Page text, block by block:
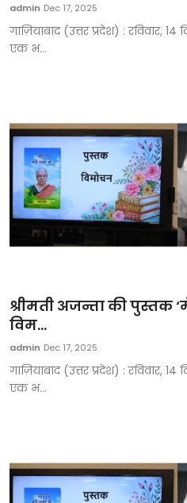
admin Dec 17, 2025
गाज़ियाबाद (उत्तर प्रदेश) : रविवार,
एक भ...
श्रीमती अजन्ता की पुस्तक
विम...
admin Dec 17, 2025
गाज़ियाबाद (उत्तर प्रदेश) : रविवार,
एक भ...